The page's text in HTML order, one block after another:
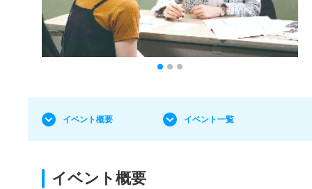
イベント概要 イベント一覧
イベント概要